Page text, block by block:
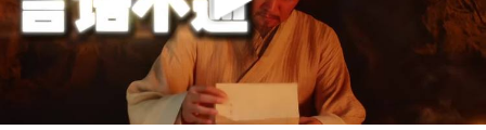
台风白海豚进入48小时警戒线
吉林一“温度计大楼”读数爆表
24小时不关空调 电费会更低吗
Play